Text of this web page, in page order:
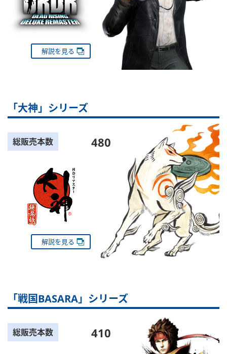
解説を見る
「大神」シリーズ
総販売本数 480
解説を見る
「戦国BASARA」シリーズ
総販売本数 410